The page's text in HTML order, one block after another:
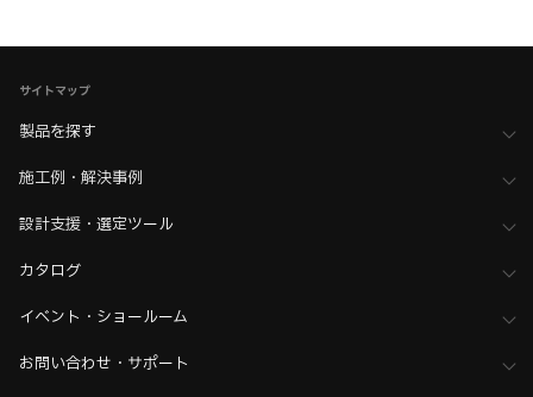
サイトマップ
製品を探す
施工例・解決事例
設計支援・選定ツール
カタログ
イベント・ショールーム
お問い合わせ・サポート